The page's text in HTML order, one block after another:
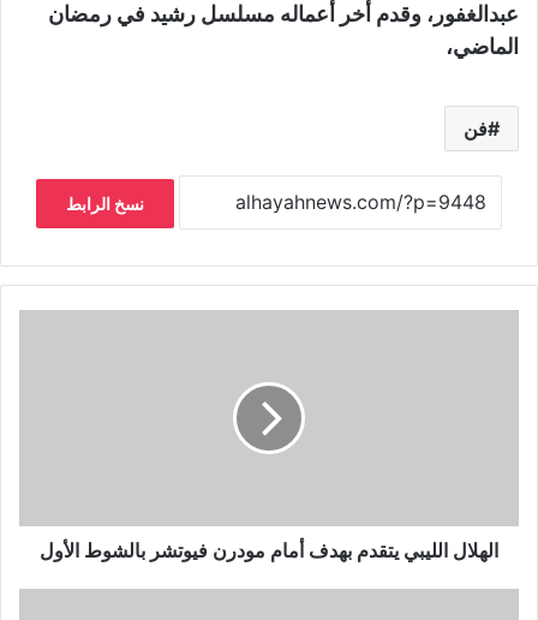
عبدالغفور، وقدم أخر أعماله مسلسل رشيد في رمضان
الماضي،
فن
نسخ الرابط
الهلال الليبي يتقدم بهدف أمام مودرن فيوتشر بالشوط الأول